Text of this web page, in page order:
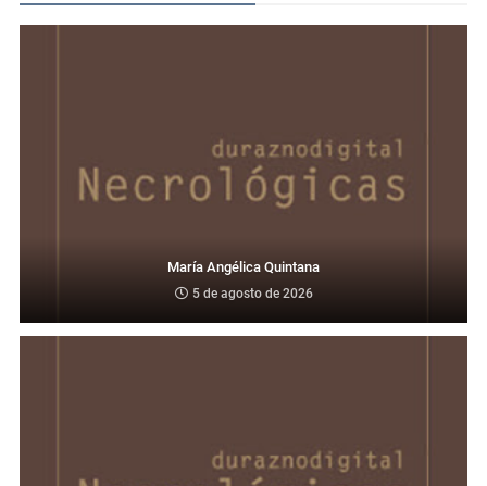
María Angélica Quintana
5 de agosto de 2026